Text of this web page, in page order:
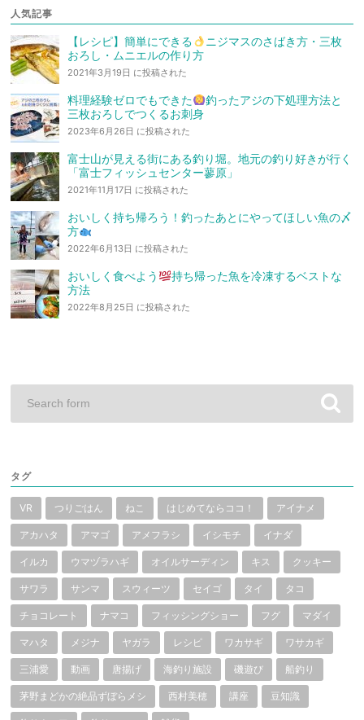
人気記事
【レシピ】簡単にできる
ニジマスのさばき方・三枚
おろし・ムニエルの作り方
2021年3月19日 に投稿された
料理経験ゼロでもできた
釣ったアジの下処理方法と
三枚おろしでつくるお刺身
2023年6月26日 に投稿された
富士山が見える街にある釣り堀。地元の釣り好きが行く
「富士フィッシュセンター蓼原」
2021年11月17日 に投稿された
おいしく持ち帰ろう！釣ったあとにやってほしい魚の〆
方
2022年6月13日 に投稿された
おいしく食べよう
持ち帰った魚を冷凍するベストな
方法
2022年8月25日 に投稿された
タグ
VR つりごはん ねこ はじめてならココ！ アイナメ
アカハタ アマゴ アメフラシ イシモチ イナダ
イルカ ウマヅラハギ オイルサーディン キス クッキー
サワラ サンマ スウィーツ セイゴ タイ タコ
チョコレート ナマコ フィッシングショー フグ マダイ
マハタ メジナ ヤガラ レシピ ワカサギ ワサカギ
三浦愛 動画 唐揚げ 海釣り施設 磯遊び 船釣り
茅野まどかの絶品ずぼらメシ 西村美穂 講座 豆知識